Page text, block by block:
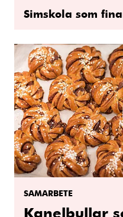
Simskola som
SAMARBETE
Kanelbullar